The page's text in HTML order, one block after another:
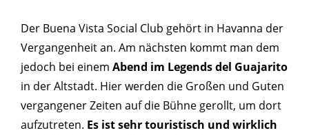
Der Buena Vista Social Club gehört in Havanna der
Vergangenheit an. Am nächsten kommt man dem
jedoch bei einem Abend im Legends del Guajarito
in der Altstadt. Hier werden die Großen und Guten
vergangener Zeiten auf die Bühne gerollt, um dort
aufzutreten. Es ist sehr touristisch und wirklich